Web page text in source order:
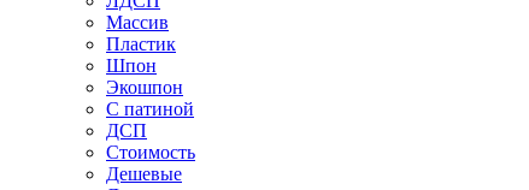
Массив
Пластик
Шпон
Экошпон
С патиной
ДСП
Стоимость
Дешевые